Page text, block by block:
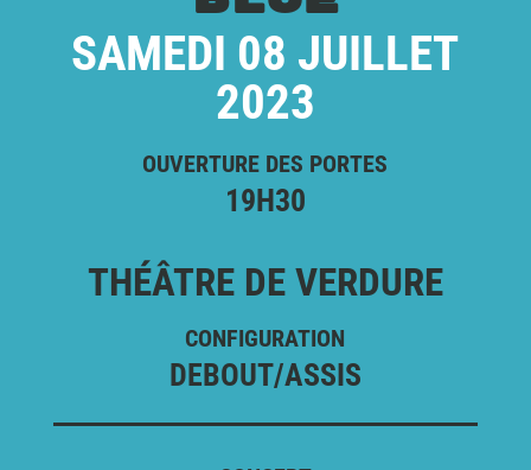
SAMEDI 08 JUILLET
2023
OUVERTURE DES PORTES
19H30
THÉÂTRE DE VERDURE
CONFIGURATION
DEBOUT/ASSIS